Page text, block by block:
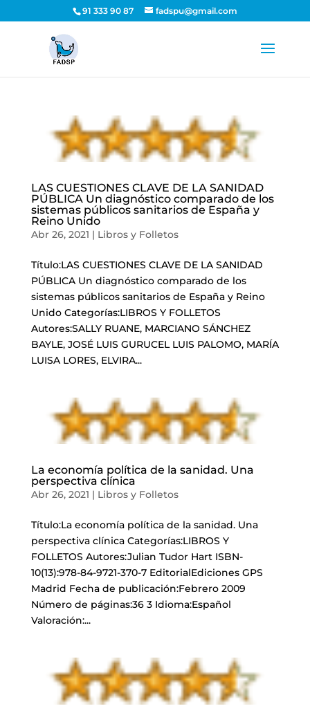
91 333 90 87 fadspu@gmail.com
LAS CUESTIONES CLAVE DE LA SANIDAD
PÚBLICA Un diagnóstico comparado de los
sistemas públicos sanitarios de España y
Reino Unido
Abr 26, 2021 | Libros y Folletos
Título:LAS CUESTIONES CLAVE DE LA SANIDAD
PÚBLICA Un diagnóstico comparado de los
sistemas públicos sanitarios de España y Reino
Unido Categorías:LIBROS Y FOLLETOS
Autores:SALLY RUANE, MARCIANO SÁNCHEZ
BAYLE, JOSÉ LUIS GURUCEL LUIS PALOMO, MARÍA
LUISA LORES, ELVIRA...
La economía política de la sanidad. Una
perspectiva clínica
Abr 26, 2021 | Libros y Folletos
Título:La economía política de la sanidad. Una
perspectiva clínica Categorías:LIBROS Y
FOLLETOS Autores:Julian Tudor Hart ISBN-
10(13):978-84-9721-370-7 EditorialEdiciones GPS
Madrid Fecha de publicación:Febrero 2009
Número de páginas:36 3 Idioma:Español
Valoración:...